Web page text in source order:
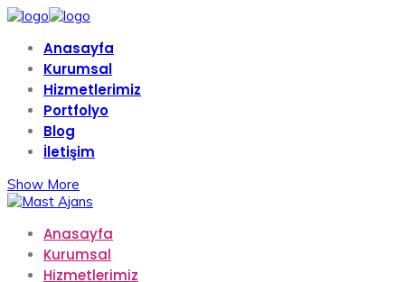
Anasayfa
Kurumsal
Hizmetlerimiz
Portfolyo
Blog
İletişim
Show More
Anasayfa
Kurumsal
Hizmetlerimiz